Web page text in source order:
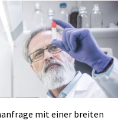
mit einer breiten